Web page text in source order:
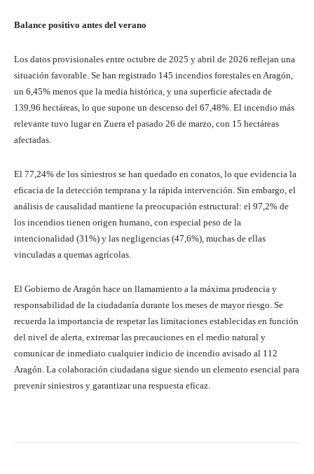
Balance positivo antes del verano
Los datos provisionales entre octubre de 2025 y abril de 2026 reflejan una
situación favorable. Se han registrado 145 incendios forestales en Aragón,
un 6,45% menos que la media histórica, y una superficie afectada de
139,96 hectáreas, lo que supone un descenso del 67,48%. El incendio más
relevante tuvo lugar en Zuera el pasado 26 de marzo, con 15 hectáreas
afectadas.
El 77,24% de los siniestros se han quedado en conatos, lo que evidencia la
eficacia de la detección temprana y la rápida intervención. Sin embargo, el
análisis de causalidad mantiene la preocupación estructural: el 97,2% de
los incendios tienen origen humano, con especial peso de la
intencionalidad (31%) y las negligencias (47,6%), muchas de ellas
vinculadas a quemas agrícolas.
El Gobierno de Aragón hace un llamamiento a la máxima prudencia y
responsabilidad de la ciudadanía durante los meses de mayor riesgo. Se
recuerda la importancia de respetar las limitaciones establecidas en función
del nivel de alerta, extremar las precauciones en el medio natural y
comunicar de inmediato cualquier indicio de incendio avisado al 112
Aragón. La colaboración ciudadana sigue siendo un elemento esencial para
prevenir siniestros y garantizar una respuesta eficaz.